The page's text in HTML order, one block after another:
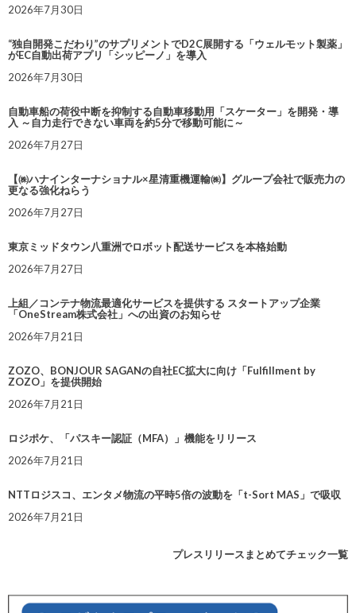
2026年7月30日
“独自開発こだわり”のサプリメントでD2C展開する「ウェルモット製薬」
がEC自動出荷アプリ「シッピーノ」を導入
2026年7月30日
自動車船の荷役中断を抑制する自動車移動用「スケーター」を開発・導
入 ～自力走行できない車両を約5分で移動可能に～
2026年7月27日
【㈱ハナインターナショナル×星清重機運輸㈱】グループ会社で販売力の
更なる強化ねらう
2026年7月27日
東京ミッドタウン八重洲でロボット配送サービスを本格始動
2026年7月27日
上組／コンテナ物流最適化サービスを提供する スタートアップ企業
「OneStream株式会社」への出資のお知らせ
2026年7月21日
ZOZO、BONJOUR SAGANの自社EC拡大に向け「Fulfillment by
ZOZO」を提供開始
2026年7月21日
ロジポケ、「パスキー認証（MFA）」機能をリリース
2026年7月21日
NTTロジスコ、エンタメ物流の平時5倍の波動を「t-Sort MAS」で吸収
2026年7月21日
プレスリリースまとめてチェック一覧